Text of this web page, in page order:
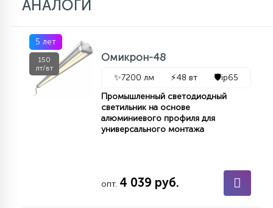
АНАЛОГИ
5 лет
150
лт/вт
Омикрон-48
✨7200 лм ⚡48 вт 🛡️ip65
Промышленный светодиодный
светильник на основе
алюминиевого профиля для
универсального монтажа
опт. 4 039 руб.